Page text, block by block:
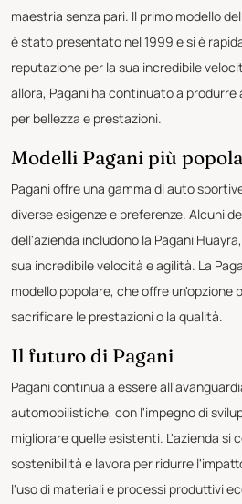
maestria senza pari. Il primo modello
è stato presentato nel 1999 e si è
reputazione per la sua incredibile
allora, Pagani ha continuato a
per bellezza e prestazioni.
Modelli Pagani più
Pagani offre una gamma di auto
diverse esigenze e preferenze. Alcuni
dell'azienda includono la Pagani
sua incredibile velocità e agilità. La
modello popolare, che offre un'opzione
sacrificare le prestazioni o la qualità.
Il futuro di Pagani
Pagani continua a essere
automobilistiche, con l'impegno di
migliorare quelle esistenti. L'azienda si
sostenibilità e lavora per ridurre
l'uso di materiali e processi produttivi